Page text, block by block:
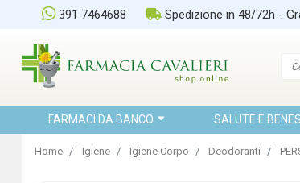
391 7464688 Spedizione in 48/72h -
FARMACI DA BANCO SALUTE E
Home Igiene Igiene Corpo Deodoranti